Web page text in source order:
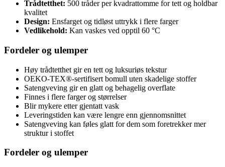
Trådtetthet: 500 tråder per kvadrattomme for tett og holdbar
kvalitet
Design: Ensfarget og tidløst uttrykk i flere farger
Vedlikehold: Kan vaskes ved opptil 60 °C
Fordeler og ulemper
Høy trådtetthet gir en tett og luksuriøs tekstur
OEKO-TEX®-sertifisert bomull uten skadelige stoffer
Satengveving gir en glatt og behagelig overflate
Finnes i flere farger og størrelser
Blir mykere etter gjentatt vask
Leveringstiden kan være lengre enn gjennomsnittet
Satengveving kan føles glatt for dem som foretrekker mer
struktur i stoffet
Fordeler og ulemper